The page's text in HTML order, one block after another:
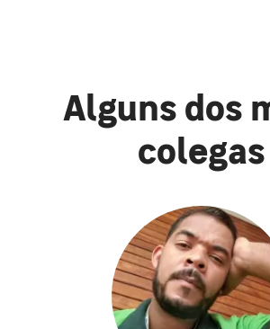
Alguns dos
colegas